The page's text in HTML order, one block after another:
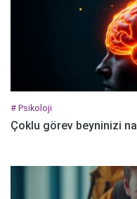
# Psikoloji
Çoklu görev beyninizi